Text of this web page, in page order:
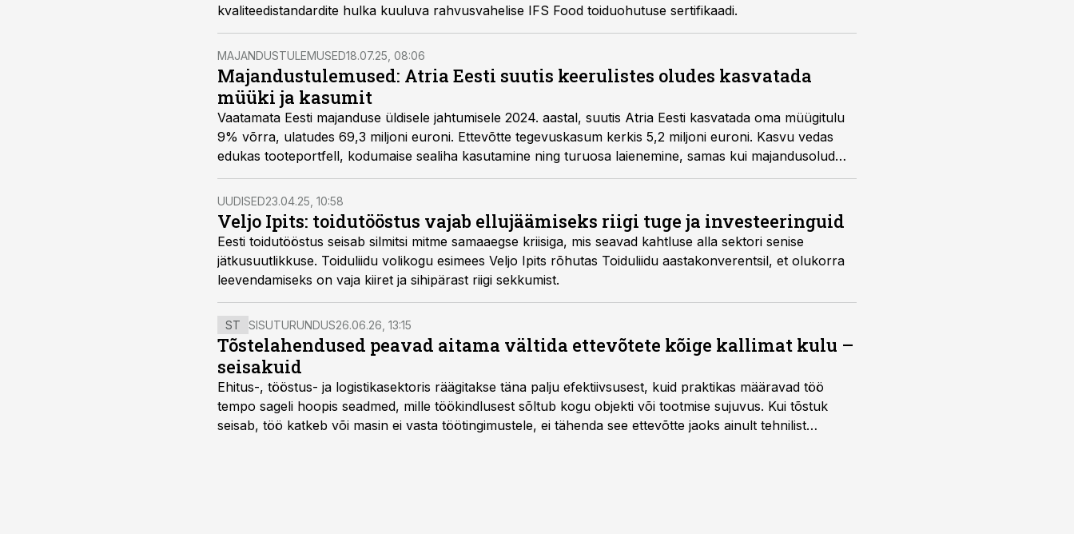
kvaliteedistandardite hulka kuuluva rahvusvahelise IFS Food toiduohutuse sertifikaadi.
MAJANDUSTULEMUSED18.07.25, 08:06
Majandustulemused: Atria Eesti suutis keerulistes oludes kasvatada
müüki ja kasumit
Vaatamata Eesti majanduse üldisele jahtumisele 2024. aastal, suutis Atria Eesti kasvatada oma müügitulu
9% võrra, ulatudes 69,3 miljoni euroni. Ettevõtte tegevuskasum kerkis 5,2 miljoni euroni. Kasvu vedas
edukas tooteportfell, kodumaise sealiha kasutamine ning turuosa laienemine, samas kui majandusolud
kujunesid mitmes plaanis väljakutsuvaks.
UUDISED23.04.25, 10:58
Veljo Ipits: toidutööstus vajab ellujäämiseks riigi tuge ja investeeringuid
Eesti toidutööstus seisab silmitsi mitme samaaegse kriisiga, mis seavad kahtluse alla sektori senise
jätkusuutlikkuse. Toiduliidu volikogu esimees Veljo Ipits rõhutas Toiduliidu aastakonverentsil, et olukorra
leevendamiseks on vaja kiiret ja sihipärast riigi sekkumist.
ST SISUTURUNDUS26.06.26, 13:15
Tõstelahendused peavad aitama vältida ettevõtete kõige kallimat kulu –
seisakuid
Ehitus-, tööstus- ja logistikasektoris räägitakse täna palju efektiivsusest, kuid praktikas määravad töö
tempo sageli hoopis seadmed, mille töökindlusest sõltub kogu objekti või tootmise sujuvus. Kui tõstuk
seisab, töö katkeb või masin ei vasta töötingimustele, ei tähenda see ettevõtte jaoks ainult tehnilist